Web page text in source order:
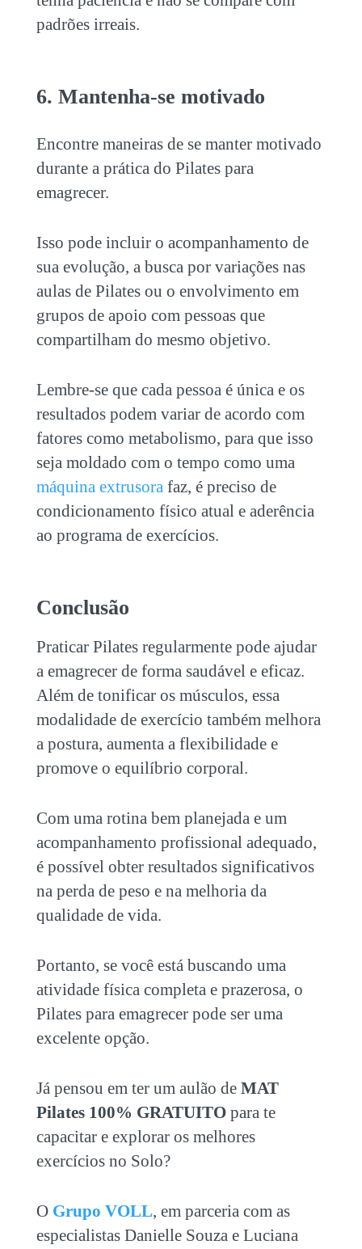
padrões irreais.
6. Mantenha-se motivado
Encontre maneiras de se manter motivado
durante a prática do Pilates para
emagrecer.
Isso pode incluir o acompanhamento de
sua evolução, a busca por variações nas
aulas de Pilates ou o envolvimento em
grupos de apoio com pessoas que
compartilham do mesmo objetivo.
Lembre-se que cada pessoa é única e os
resultados podem variar de acordo com
fatores como metabolismo, para que isso
seja moldado com o tempo como uma
máquina extrusora faz, é preciso de
condicionamento físico atual e aderência
ao programa de exercícios.
Conclusão
Praticar Pilates regularmente pode ajudar
a emagrecer de forma saudável e eficaz.
Além de tonificar os músculos, essa
modalidade de exercício também melhora
a postura, aumenta a flexibilidade e
promove o equilíbrio corporal.
Com uma rotina bem planejada e um
acompanhamento profissional adequado,
é possível obter resultados significativos
na perda de peso e na melhoria da
qualidade de vida.
Portanto, se você está buscando uma
atividade física completa e prazerosa, o
Pilates para emagrecerpode ser uma
excelente opção.
Já pensou em ter um aulão de MAT
Pilates 100% GRATUITOpara te
capacitar e explorar os melhores
exercícios no Solo?
O Grupo VOLL, em parceria com as
especialistas Danielle Souza e Luciana